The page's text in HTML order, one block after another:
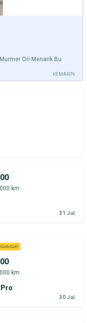
Ori Menarik Bu
KEMARIN
km
31 Jul
km
30 Jul